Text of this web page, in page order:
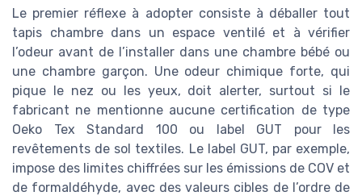
Le premier réflexe à adopter consiste à déballer tout
tapis chambre dans un espace ventilé et à vérifier
l’odeur avant de l’installer dans une chambre bébé ou
une chambre garçon. Une odeur chimique forte, qui
pique le nez ou les yeux, doit alerter, surtout si le
fabricant ne mentionne aucune certification de type
Oeko Tex Standard 100 ou label GUT pour les
revêtements de sol textiles. Le label GUT, par exemple,
impose des limites chiffrées sur les émissions de COV et
de formaldéhyde, avec des valeurs cibles de l’ordre de